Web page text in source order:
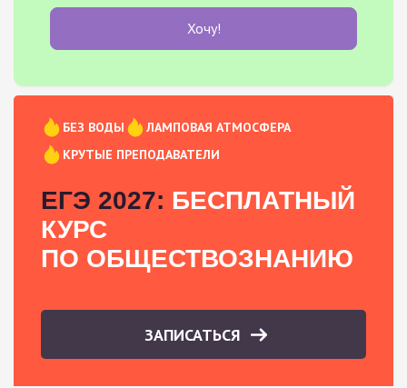
Хочу!
БЕЗ ВОДЫ
ЛАМПОВАЯ АТМОСФЕРА
КРУТЫЕ ПРЕПОДАВАТЕЛИ
ЕГЭ 2027: БЕСПЛАТНЫЙ
КУРС
ПО ОБЩЕСТВОЗНАНИЮ
ЗАПИСАТЬСЯ